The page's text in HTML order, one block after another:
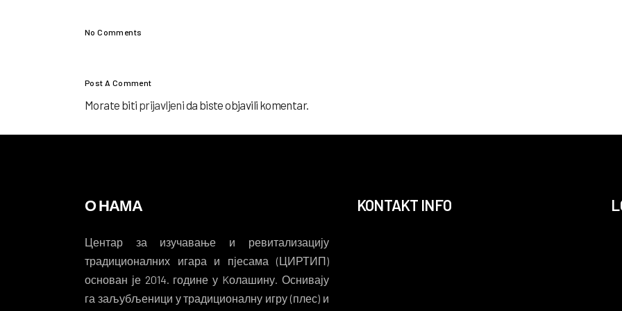
No Comments
Post A Comment
Morate biti prijavljenida biste objavili komentar.
О НАМА
Центар за изучавање и ревитализацију
традиционалних игара и пјесама (ЦИРТИП)
основан је 2014. године у Kолашину. Оснивају
га заљубљеници у традиционалну игру (плес) и
KONTAKT INFO